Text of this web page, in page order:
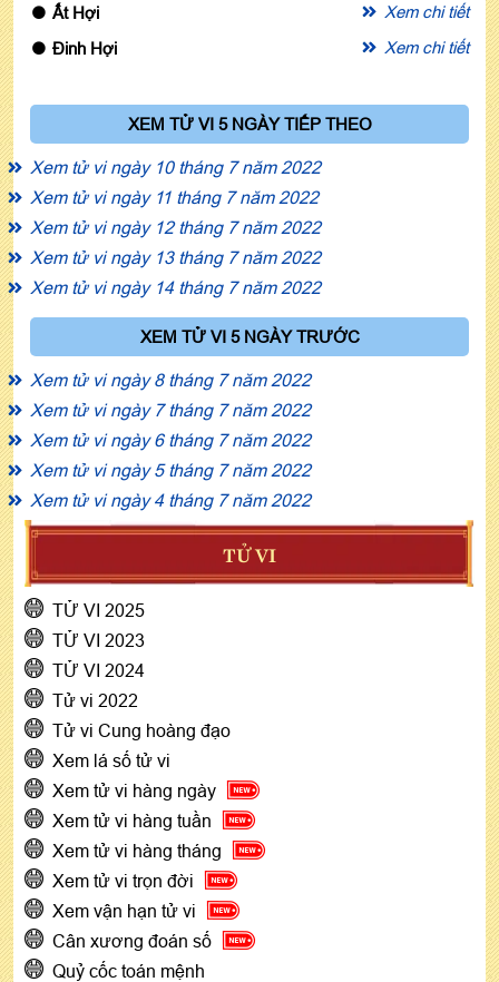
Ất Hợi
Xem chi tiết
Đinh Hợi
Xem chi tiết
XEM TỬ VI 5 NGÀY TIẾP THEO
Xem tử vi ngày 10 tháng 7 năm 2022
Xem tử vi ngày 11 tháng 7 năm 2022
Xem tử vi ngày 12 tháng 7 năm 2022
Xem tử vi ngày 13 tháng 7 năm 2022
Xem tử vi ngày 14 tháng 7 năm 2022
XEM TỬ VI 5 NGÀY TRƯỚC
Xem tử vi ngày 8 tháng 7 năm 2022
Xem tử vi ngày 7 tháng 7 năm 2022
Xem tử vi ngày 6 tháng 7 năm 2022
Xem tử vi ngày 5 tháng 7 năm 2022
Xem tử vi ngày 4 tháng 7 năm 2022
TỬ VI
TỬ VI 2025
TỬ VI 2023
TỬ VI 2024
Tử vi 2022
Tử vi Cung hoàng đạo
Xem lá số tử vi
Xem tử vi hàng ngày
Xem tử vi hàng tuần
Xem tử vi hàng tháng
Xem tử vi trọn đời
Xem vận hạn tử vi
Cân xương đoán số
Quỷ cốc toán mệnh